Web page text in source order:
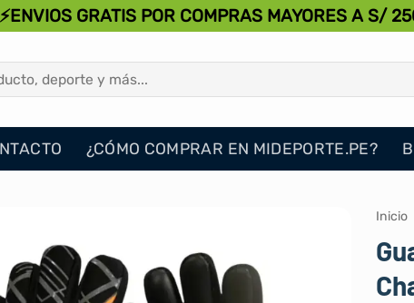
⚡ENVIOS GRATIS POR COMPRAS MAYORES A S/
¿CÓMO COMPRAR EN MIDEPORTE.PE?
Inicio